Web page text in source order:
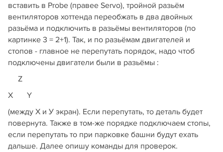
вставить в Probe (правее Servo), тройной разьём
вентиляторов хоттенда переобжать в два двойных
разьёма и подключить в разьёмы вентиляторов (по
картинке 3 = 2+1). Так, и по разьёмам двигателей и
стопов - главное не перепутать порядок, надо чтоб
подключены двигатели были в разьёмы :
Z
X Y
(между Х и У экран). Если перепутать, то деталь будет
повернута. Также в том-же порядке подключаем стопы,
если перепутать то при парковке башни будут ехать
дальше. Далее опишу команды для проверок.